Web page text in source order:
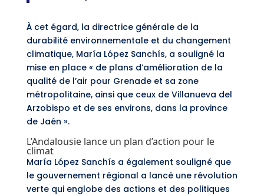
À cet égard, la directrice générale de la
durabilité environnementale et du changement
climatique, María López Sanchís, a souligné la
mise en place « de plans d’amélioration de la
qualité de l’air pour Grenade et sa zone
métropolitaine, ainsi que ceux de Villanueva del
Arzobispo et de ses environs, dans la province
de Jaén ».
L’Andalousie lance un plan d’action pour le
climat
María López Sanchís a également souligné que
le gouvernement régional a lancé une révolution
verte qui englobe des actions et des politiques